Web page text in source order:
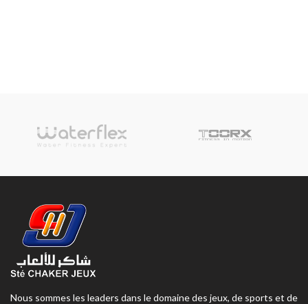
Nous sommes les leaders dans le domaine des jeux, de sports et de